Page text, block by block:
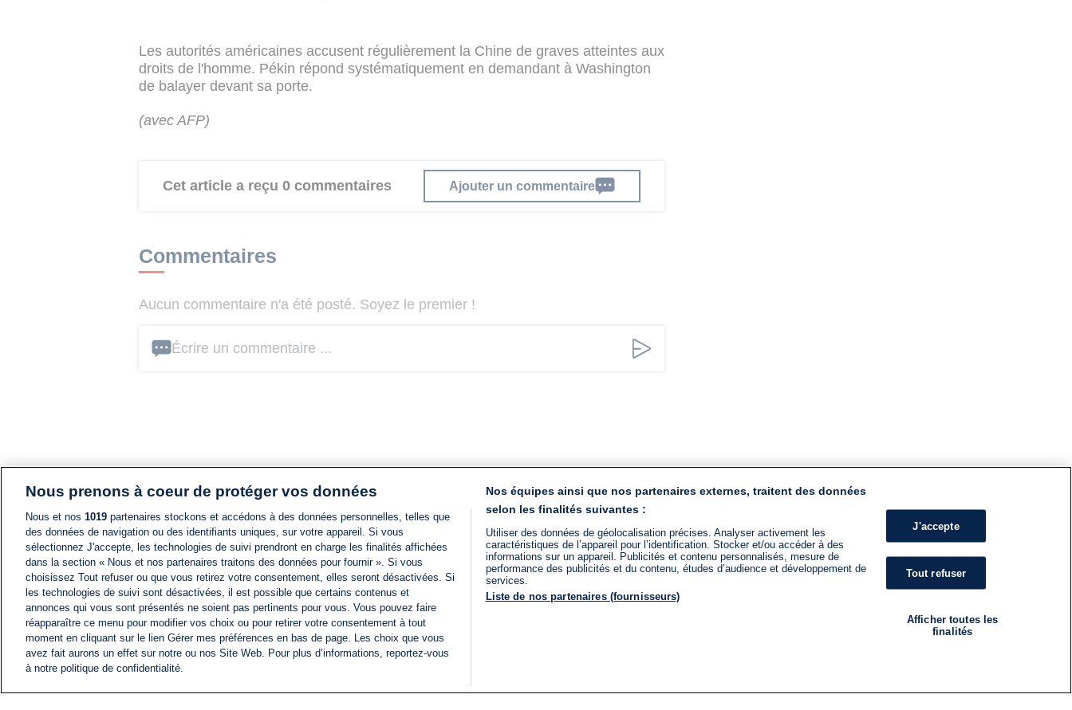
Les autorités américaines accusent régulièrement la Chine de graves atteintes aux
droits de l'homme. Pékin répond systématiquement en demandant à Washington
de balayer devant sa porte.
(avec AFP)
Cet article a reçu 0 commentaires Ajouter un commentaire
Commentaires
Aucun commentaire n'a été posté. Soyez le premier !
Écrire un commentaire ...
Nous prenons à coeur de protéger vos données
Nous et nos 1019 partenaires stockons et accédons à des données personnelles, telles que
des données de navigation ou des identifiants uniques, sur votre appareil. Si vous
sélectionnez J'accepte, les technologies de suivi prendront en charge les finalités affichées
dans la section « Nous et nos partenaires traitons des données pour fournir ». Si vous
choisissez Tout refuser ou que vous retirez votre consentement, elles seront désactivées. Si
les technologies de suivi sont désactivées, il est possible que certains contenus et
annonces qui vous sont présentés ne soient pas pertinents pour vous. Vous pouvez faire
réapparaître ce menu pour modifier vos choix ou pour retirer votre consentement à tout
moment en cliquant sur le lien Gérer mes préférences en bas de page. Les choix que vous
avez fait aurons un effet sur notre ou nos Site Web. Pour plus d’informations, reportez-vous
à notre politique de confidentialité.
Nos équipes ainsi que nos partenaires externes, traitent des données
selon les finalités suivantes :
Utiliser des données de géolocalisation précises. Analyser activement les
caractéristiques de l’appareil pour l’identification. Stocker et/ou accéder à des
informations sur un appareil. Publicités et contenu personnalisés, mesure de
performance des publicités et du contenu, études d’audience et développement de
services.
Liste de nos partenaires (fournisseurs)
J'accepte
Tout refuser
Afficher toutes les
finalités